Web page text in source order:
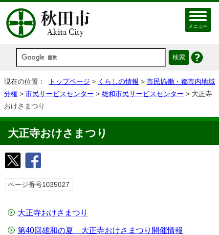
メニュー
現在の位置： トップページ > くらしの情報 > 市民協働・都市内地域
分権 > 市民サービスセンター > 雄和市民サービスセンター > 大正寺
おけさまつり
大正寺おけさまつり
ページ番号1035027
大正寺おけさまつり
第40回雄和の夏 大正寺おけさまつり開催情報